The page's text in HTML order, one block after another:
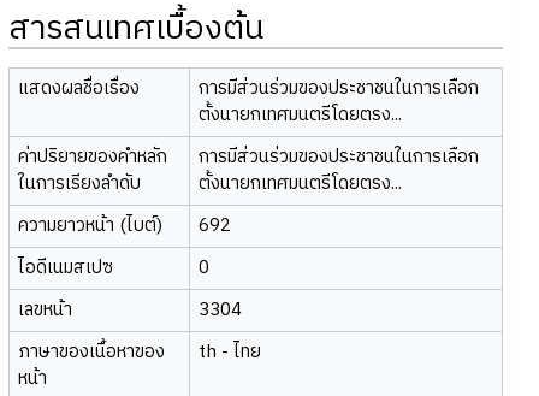
สารสนเทศเบื้องต้น
แสดงผลชื่อเรื่อง
การมีส่วนร่วมของประชาชนในการเลือก
ตั้งนายกเทศมนตรีโดยตรง...
ค่าปริยายของคำหลัก
ในการเรียงลำดับ
การมีส่วนร่วมของประชาชนในการเลือก
ตั้งนายกเทศมนตรีโดยตรง...
ความยาวหน้า (ไบต์)
692
ไอดีเนมสเปซ
0
เลขหน้า
3304
ภาษาของเนื้อหาของ
หน้า
th - ไทย